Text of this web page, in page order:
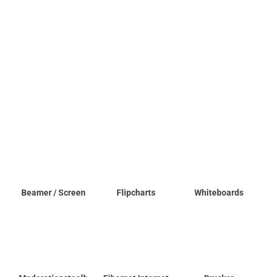
Beamer / Screen Flipcharts Whiteboards